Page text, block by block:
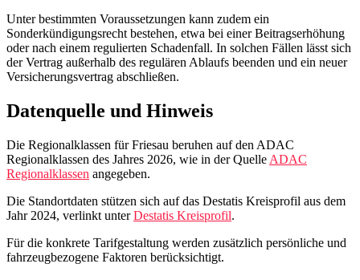
Unter bestimmten Voraussetzungen kann zudem ein
Sonderkündigungsrecht bestehen, etwa bei einer Beitragserhöhung
oder nach einem regulierten Schadenfall. In solchen Fällen lässt sich
der Vertrag außerhalb des regulären Ablaufs beenden und ein neuer
Versicherungsvertrag abschließen.
Datenquelle und Hinweis
Die Regionalklassen für Friesau beruhen auf den ADAC
Regionalklassen des Jahres 2026, wie in der Quelle ADAC
Regionalklassen angegeben.
Die Standortdaten stützen sich auf das Destatis Kreisprofil aus dem
Jahr 2024, verlinkt unterDestatis Kreisprofil.
Für die konkrete Tarifgestaltung werden zusätzlich persönliche und
fahrzeugbezogene Faktoren berücksichtigt.